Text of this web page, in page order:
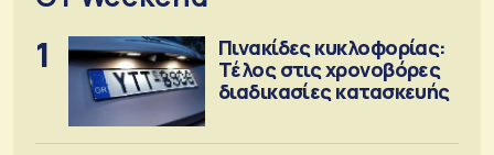
1
Πινακίδες κυκλοφορίας:
Τέλος στις χρονοβόρες
διαδικασίες κατασκευής